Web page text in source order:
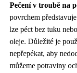
Pečení v troubě na
povrchem
lze péct bez tuku
oleje. Důležité je
nepřepékat, aby
můžeme potraviny